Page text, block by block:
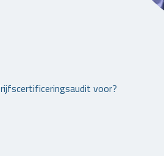
voor?